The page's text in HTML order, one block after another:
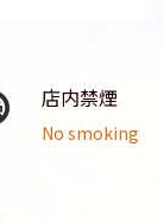
店内禁煙
No smoking